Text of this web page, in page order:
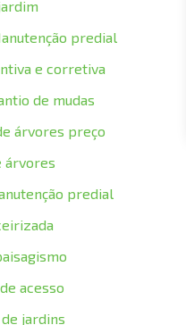
predial
e corretiva
de mudas
árvores preço
árvores
predial
acesso
jardins